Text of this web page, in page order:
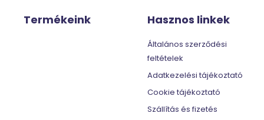
Termékeink Hasznos linkek
Általános szerződési
feltételek
Adatkezelési tájékoztató
Cookie tájékoztató
Szállítás és fizetés